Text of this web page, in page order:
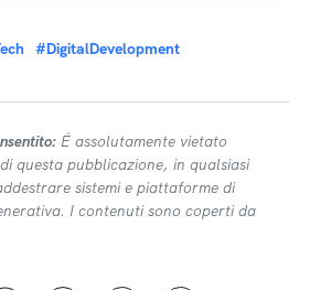
#DigitalDevelopment
É assolutamente vietato
questa pubblicazione, in qualsiasi
sistemi e piattaforme di
I contenuti sono coperti da